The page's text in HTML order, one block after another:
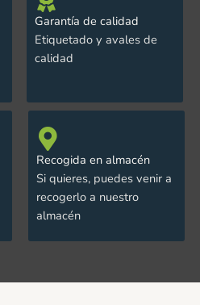
Garantía de calidad
Etiquetado y avales de
calidad
Recogida en almacén
Si quieres, puedes venir a
recogerlo a nuestro
almacén